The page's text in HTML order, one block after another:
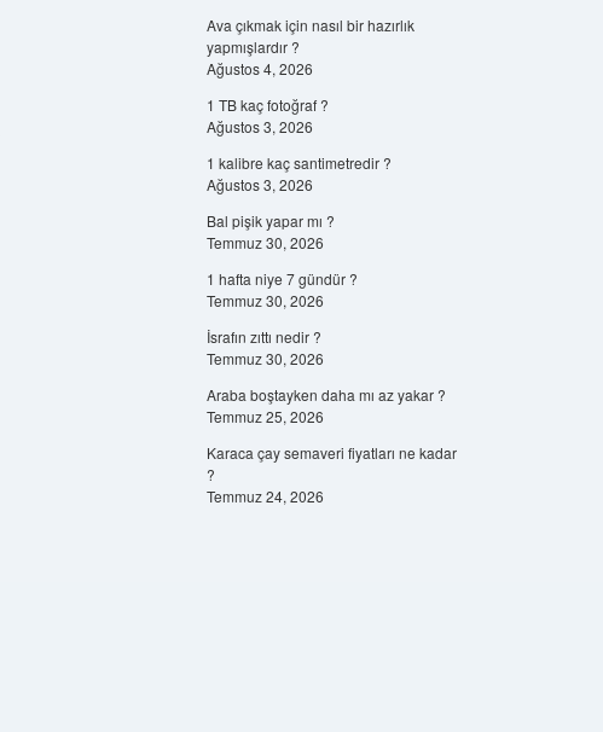
Ava çıkmak için nasıl bir hazırlık
yapmışlardır ?
Ağustos 4, 2026
1 TB kaç fotoğraf ?
Ağustos 3, 2026
1 kalibre kaç santimetredir ?
Ağustos 3, 2026
Bal pişik yapar mı ?
Temmuz 30, 2026
1 hafta niye 7 gündür ?
Temmuz 30, 2026
İsrafın zıttı nedir ?
Temmuz 30, 2026
Araba boştayken daha mı az yakar ?
Temmuz 25, 2026
Karaca çay semaveri fiyatları ne kadar
?
Temmuz 24, 2026